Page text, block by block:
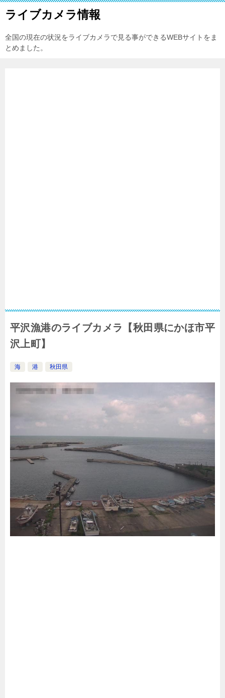
ライブカメラ情報
全国の現在の状況をライブカメラで見る事ができるWEBサイトをま
とめました。
平沢漁港のライブカメラ【秋田県にかほ市平
沢上町】
海 港 秋田県